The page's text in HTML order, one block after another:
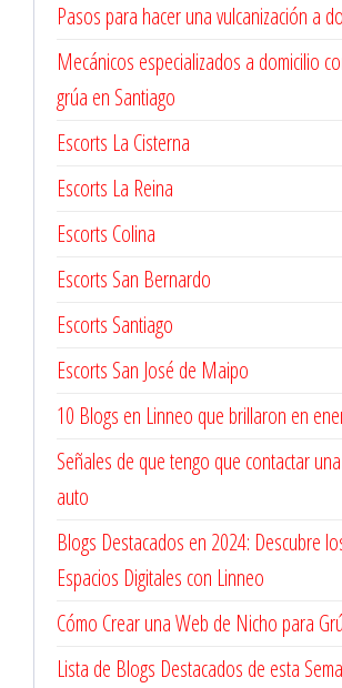
Pasos para hacer una vulcanización a
Mecánicos especializados a domicilio
grúa en Santiago
Escorts La Cisterna
Escorts La Reina
Escorts Colina
Escorts San Bernardo
Escorts Santiago
Escorts San José de Maipo
10 Blogs en Linneo que brillaron en
Señales de que tengo que contactar
auto
Blogs Destacados en 2024: Descubre
Espacios Digitales con Linneo
Cómo Crear una Web de Nicho para
Lista de Blogs Destacados de esta